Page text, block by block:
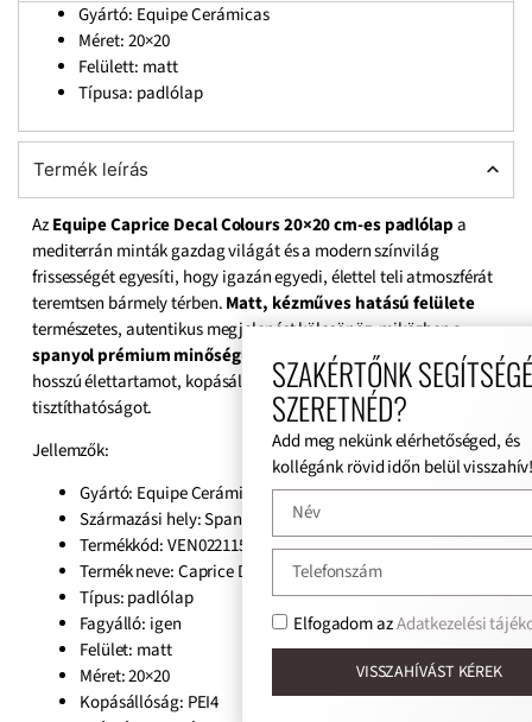
Gyártó: Equipe Cerámicas
Méret:20×20
Felülett: matt
Típusa: padlólap
Termék leírás
AzEquipe Caprice Decal Colours 20×20 cm-es padlólapa
mediterrán minták gazdag világát és a modern színvilág
frissességét egyesíti, hogy igazán egyedi, élettel teli atmoszférát
teremtsen bármely térben.Matt, kézműves hatású felülete
természetes, autentikus megjelenést kölcsönöz, miközben a
spanyol prémium minőségű gres alapanyagbiztosítja a
hosszú élettartamot, kopásállóságot és egyszerű
tisztíthatóságot.
Jellemzők:
Gyártó: Equipe Cerámicas
Származási hely: Spanyol
Termékkód: VEN022115
Termék neve: Caprice Decal Colours
Típus: padlólap
Fagyálló: igen
Felület: matt
Méret:20×20
Kopásállóság: PEI4
SZAKÉRTŐNK SEGÍTSÉGÉT
SZERETNÉD?
Add meg nekünk elérhetőséged, és
kollégánk rövid időn belül visszahív!
Elfogadom azAdatkezelési
VISSZAHÍVÁST KÉREK